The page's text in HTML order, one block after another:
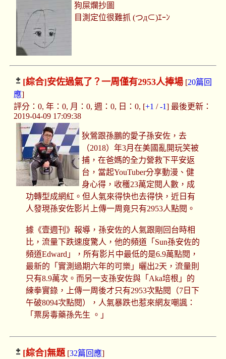
狗屎爛抄圖
目測定位很難抓 (つд⊂)ｴｰﾝ
[綜合]安佐過氣了？一周僅有2953人捧場[20篇回
應]
評分：0, 年：0, 月：0, 週：0, 日：0, [+1 /-1] 最後更新：
2019-04-09 17:09:38
狄鶯跟孫鵬的愛子孫安佐，去
（2018）年3月在美國亂開玩笑被
捕，在爸媽的全力營救下平安返
台，當起YouTuber分享動漫、健
身心得，收穫23萬定閱人數，成
功轉型成網紅。但人氣來得快也去得快，近日有
人發現孫安佐影片上傳一周竟只有2953人點閱。
據《壹週刊》報導，孫安佐的人氣跟剛回台時相
比，流量下跌速度驚人，他的頻道「Sun孫安佐的
頻道Edward」，所有影片中最低的是6.9萬點閱，
最新的「實測過期六年的可樂」曬出2天，流量則
只有8.9萬次。而另一支孫安佐與「Aka培根」的
練拳實錄，上傳一周後才只有2953次點閱（7日下
午破8094次點閱），人氣暴跌也惹來網友嘲諷：
「票房毒藥孫先生 。」
[綜合]無題[32篇回應]